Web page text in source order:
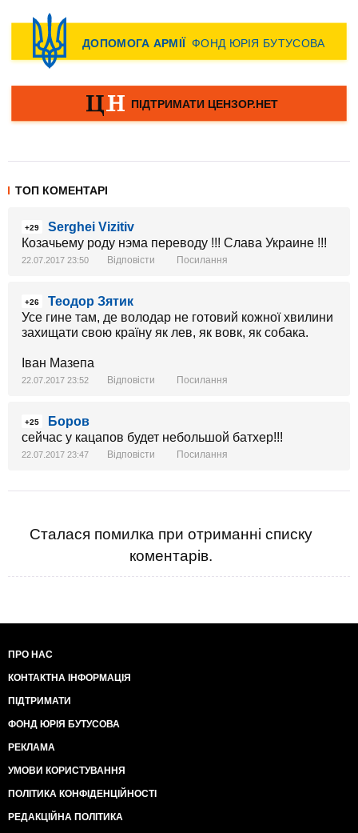
ТОП КОМЕНТАРІ
+29
Serghei Vizitiv
Козачьему роду нэма переводу !!! Слава Украине !!!
22.07.2017 23:50 Відповісти Посилання
+26
Теодор Зятик
Усе гине там, де володар не готовий кожної хвилини
захищати свою країну як лев, як вовк, як собака.
Іван Мазепа
22.07.2017 23:52 Відповісти Посилання
+25
Боров
сейчас у кацапов будет небольшой батхер!!!
22.07.2017 23:47 Відповісти Посилання
Сталася помилка при отриманні списку
коментарів.
ПРО НАС
КОНТАКТНА ІНФОРМАЦІЯ
ПІДТРИМАТИ
ФОНД ЮРІЯ БУТУСОВА
РЕКЛАМА
УМОВИ КОРИСТУВАННЯ
ПОЛІТИКА КОНФІДЕНЦІЙНОСТІ
РЕДАКЦІЙНА ПОЛІТИКА